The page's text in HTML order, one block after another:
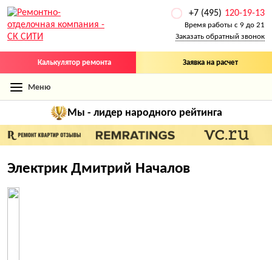
Калькулятор ремонта Заявка на расчет
+7 (495) 120-19-13
Время работы с 9 до 21
Заказать обратный звонок
Меню
Мы - лидер народного рейтинга
Электрик Дмитрий Началов